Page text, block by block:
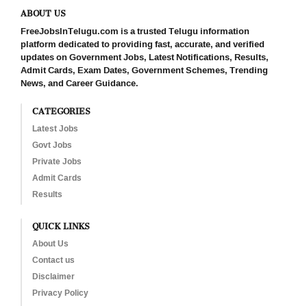
ABOUT US
FreeJobsInTelugu.com is a trusted Telugu information
platform dedicated to providing fast, accurate, and verified
updates on Government Jobs, Latest Notifications, Results,
Admit Cards, Exam Dates, Government Schemes, Trending
News, and Career Guidance.
CATEGORIES
Latest Jobs
Govt Jobs
Private Jobs
Admit Cards
Results
QUICK LINKS
About Us
Contact us
Disclaimer
Privacy Policy